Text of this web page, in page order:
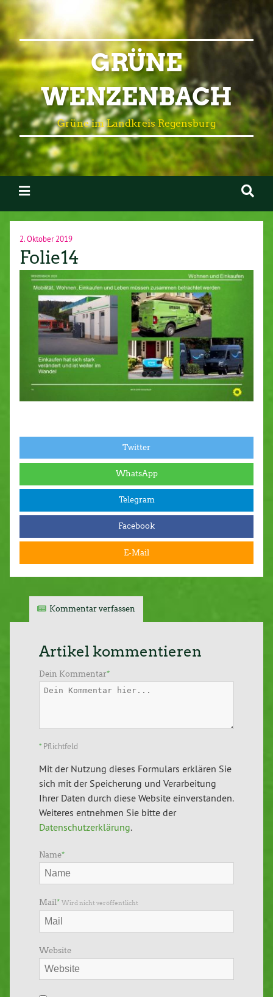
GRÜNE
WENZENBACH
Grüne im Landkreis Regensburg
2. Oktober 2019
Folie14
Twitter
WhatsApp
Telegram
Facebook
E-Mail
Kommentar verfassen
Artikel kommentieren
Dein Kommentar*
* Pflichtfeld
Mit der Nutzung dieses Formulars erklären Sie
sich mit der Speicherung und Verarbeitung
Ihrer Daten durch diese Website einverstanden.
Weiteres entnehmen Sie bitte der
Datenschutzerklärung.
Name*
Mail* Wird nicht veröffentlicht
Website